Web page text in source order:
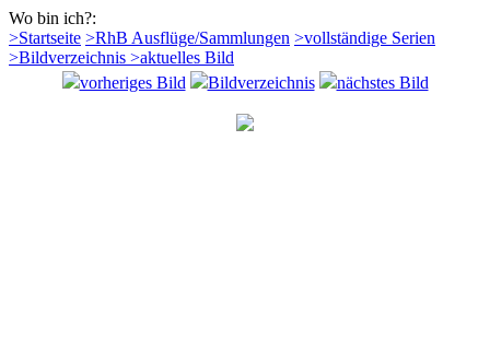
Wo bin ich?:
>Startseite >RhB Ausflüge/Sammlungen >vollständige Serien
>Bildverzeichnis >aktuelles Bild
vorheriges Bild
Bildverzeichnis nächstes Bild